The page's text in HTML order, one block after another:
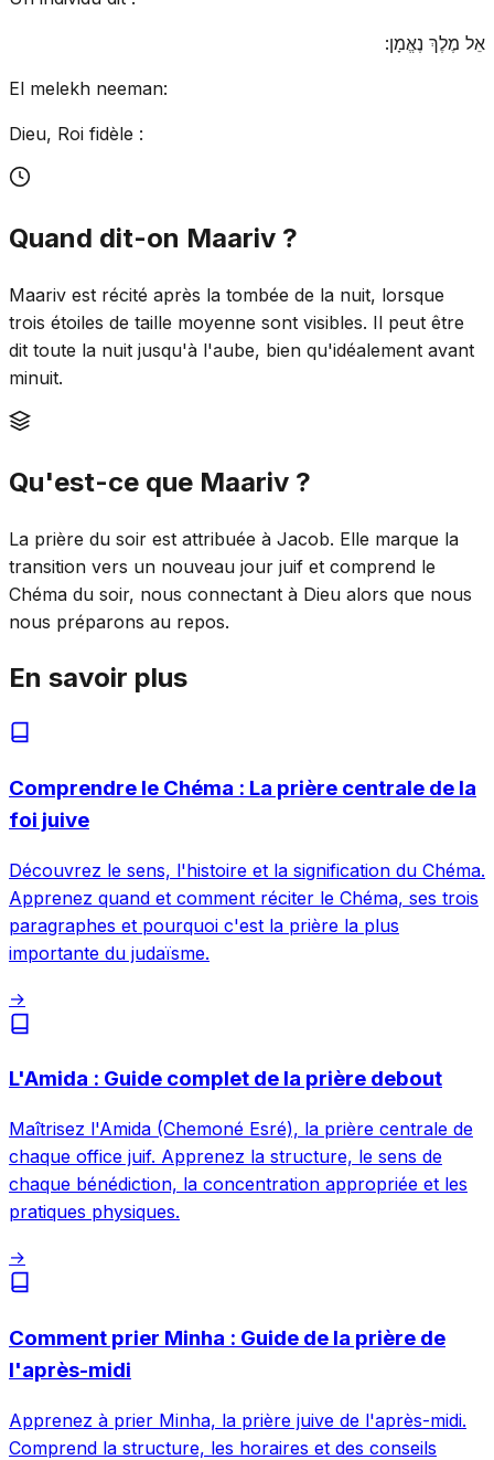
אֵל מֶלֶךְ נֶאֱמָן:
El melekh neeman:
Dieu, Roi fidèle :
Quand dit-on Maariv ?
Maariv est récité après la tombée de la nuit, lorsque
trois étoiles de taille moyenne sont visibles. Il peut être
dit toute la nuit jusqu'à l'aube, bien qu'idéalement avant
minuit.
Qu'est-ce que Maariv ?
La prière du soir est attribuée à Jacob. Elle marque la
transition vers un nouveau jour juif et comprend le
Chéma du soir, nous connectant à Dieu alors que nous
nous préparons au repos.
En savoir plus
Comprendre le Chéma : La prière centrale de la
foi juive
Découvrez le sens, l'histoire et la signification du Chéma.
Apprenez quand et comment réciter le Chéma, ses trois
paragraphes et pourquoi c'est la prière la plus
importante du judaïsme.
→
L'Amida : Guide complet de la prière debout
Maîtrisez l'Amida (Chemoné Esré), la prière centrale de
chaque office juif. Apprenez la structure, le sens de
chaque bénédiction, la concentration appropriée et les
pratiques physiques.
→
Comment prier Minha : Guide de la prière de
l'après-midi
Apprenez à prier Minha, la prière juive de l'après-midi.
Comprend la structure, les horaires et des conseils